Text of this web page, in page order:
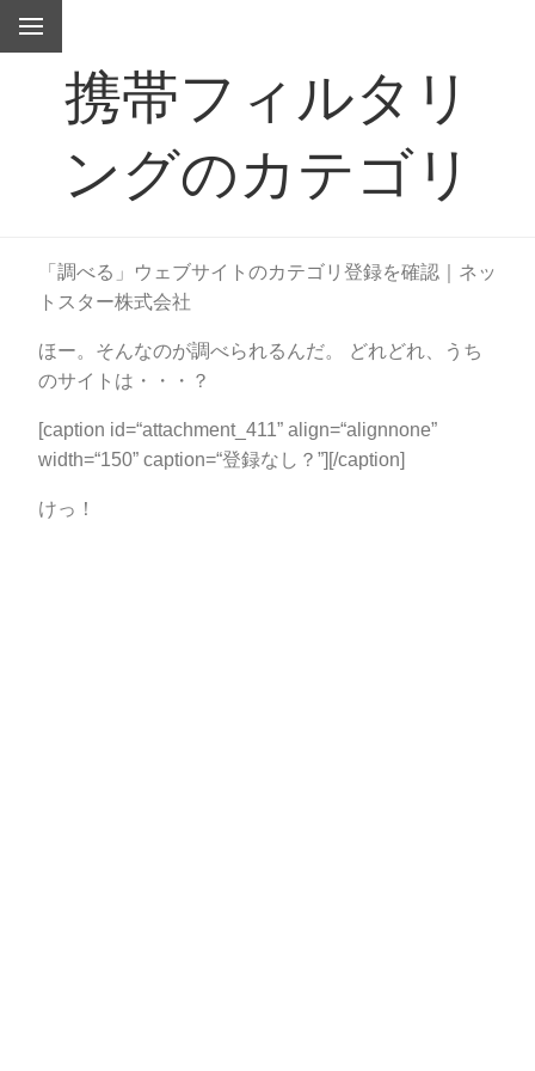
携帯フィルタリ
ングのカテゴリ
「調べる」ウェブサイトのカテゴリ登録を確認｜ネッ
トスター株式会社
ほー。そんなのが調べられるんだ。 どれどれ、うち
のサイトは・・・？
[caption id=“attachment_411” align=“alignnone”
width=“150” caption=“登録なし？”][/caption]
けっ！